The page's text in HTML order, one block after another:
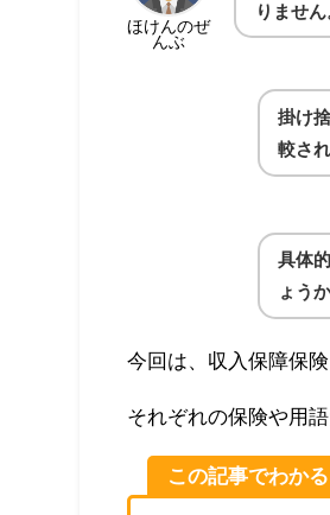
ほけんのぜ
んぶ
りません
掛け
較さ
具体
ょうか
今回は、収入保障保
それぞれの保険や用
この記事でわか